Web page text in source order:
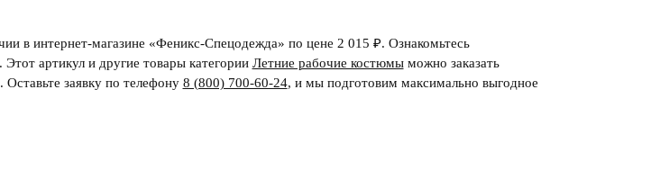
в интернет-магазине «Феникс-Спецодежда» по цене 2 015 ₽. Ознакомьтесь
артикул и другие товары категории Летние рабочие костюмыможно заказать
заявку по телефону 8 (800) 700-60-24, и мы подготовим максимально выгодное